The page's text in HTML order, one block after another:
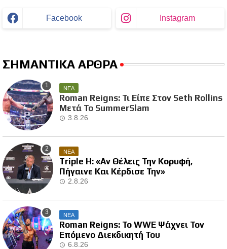
Facebook Instagram
ΣΗΜΑΝΤΙΚΑ ΑΡΘΡΑ
ΝΕΑ
Roman Reigns: Τι Είπε Στον Seth Rollins
Μετά Το SummerSlam
3.8.26
ΝΕΑ
Triple H: «Αν Θέλεις Την Κορυφή,
Πήγαινε Και Κέρδισε Την»
2.8.26
ΝΕΑ
Roman Reigns: Το WWE Ψάχνει Τον
Επόμενο Διεκδικητή Του
6.8.26